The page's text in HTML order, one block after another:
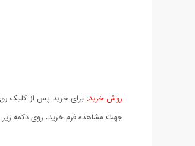
روش خرید: برای خرید پس از کلیک
جهت مشاهده فرم خرید، روی دکمه زیر